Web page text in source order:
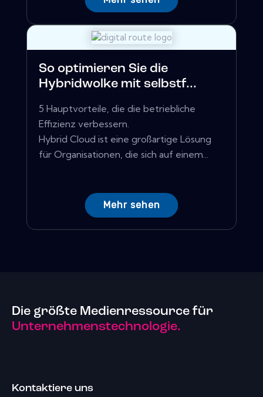
So optimieren Sie die
Hybridwolke mit selbstf...
5 Hauptvorteile, die die betriebliche
Effizienz verbessern.
Hybrid Cloud ist eine großartige Lösung
für Organisationen, die sich auf einem...
Mehr sehen
Die größte Medienressource für
Unternehmenstechnologie.
Kontaktiere uns